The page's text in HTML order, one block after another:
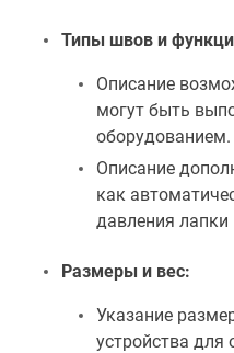
Типы швов и
Описание
могут быть
оборудованием.
Описание
как
давления лапки
Размеры и вес:
Указание
устройства для